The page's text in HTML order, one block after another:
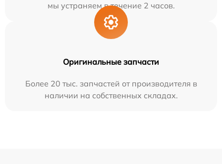
мы устраняем в течение 2 часов.
Оригинальные запчасти
Более 20 тыс. запчастей от производителя в
наличии на собственных складах.